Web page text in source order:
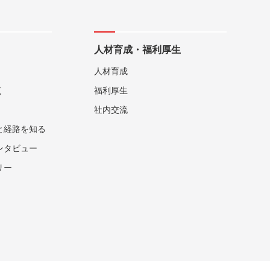
経路を知る
タビュー
ー
人材育成・福利厚生
人材育成
福利厚生
社内交流